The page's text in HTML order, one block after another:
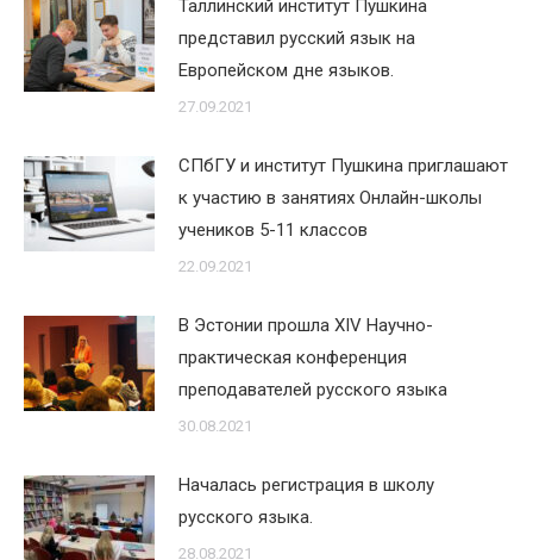
Таллинский институт Пушкина
представил русский язык на
Европейском дне языков.
27.09.2021
СПбГУ и институт Пушкина приглашают
к участию в занятиях Онлайн-школы
учеников 5-11 классов
22.09.2021
В Эстонии прошла XIV Научно-
практическая конференция
преподавателей русского языка
30.08.2021
Началась регистрация в школу
русского языка.
28.08.2021